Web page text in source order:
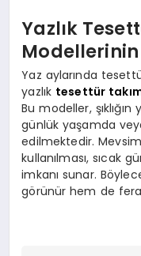
Yazlık
Yaz aylarında
yazlık tesettür
Bu modeller, şıklığın
günlük yaşamda
edilmektedir.
kullanılması, sıcak
imkanı sunar.
görünür hem de